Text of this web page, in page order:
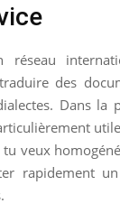
réseau
des
Dans la
tu veux
rapidement